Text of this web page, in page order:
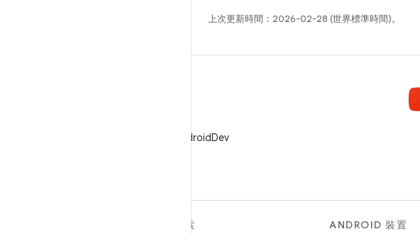
上次更新時間：2026-02-28 (世界標準時間)。
在 X 中追蹤 @AndroidDev
探索 ANDROID 裝置